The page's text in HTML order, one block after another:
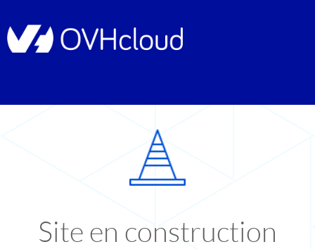
Site en construction